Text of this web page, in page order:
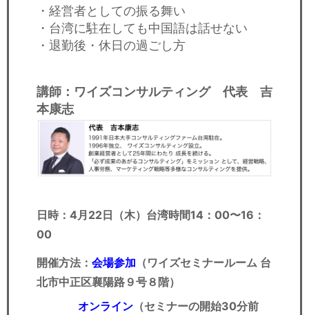
・経営者としての振る舞い
・台湾に駐在しても中国語は話せない
・退勤後・休日の過ごし方
講師：ワイズコンサルティング 代表 吉
本康志
日時：4 月22日（木） 台湾時間14：00〜16：
00
開催方法： 会場参加 （ワイズセミナールーム 台
北市中正区襄陽路９号８階）
オンライン （セミナーの開始30分前